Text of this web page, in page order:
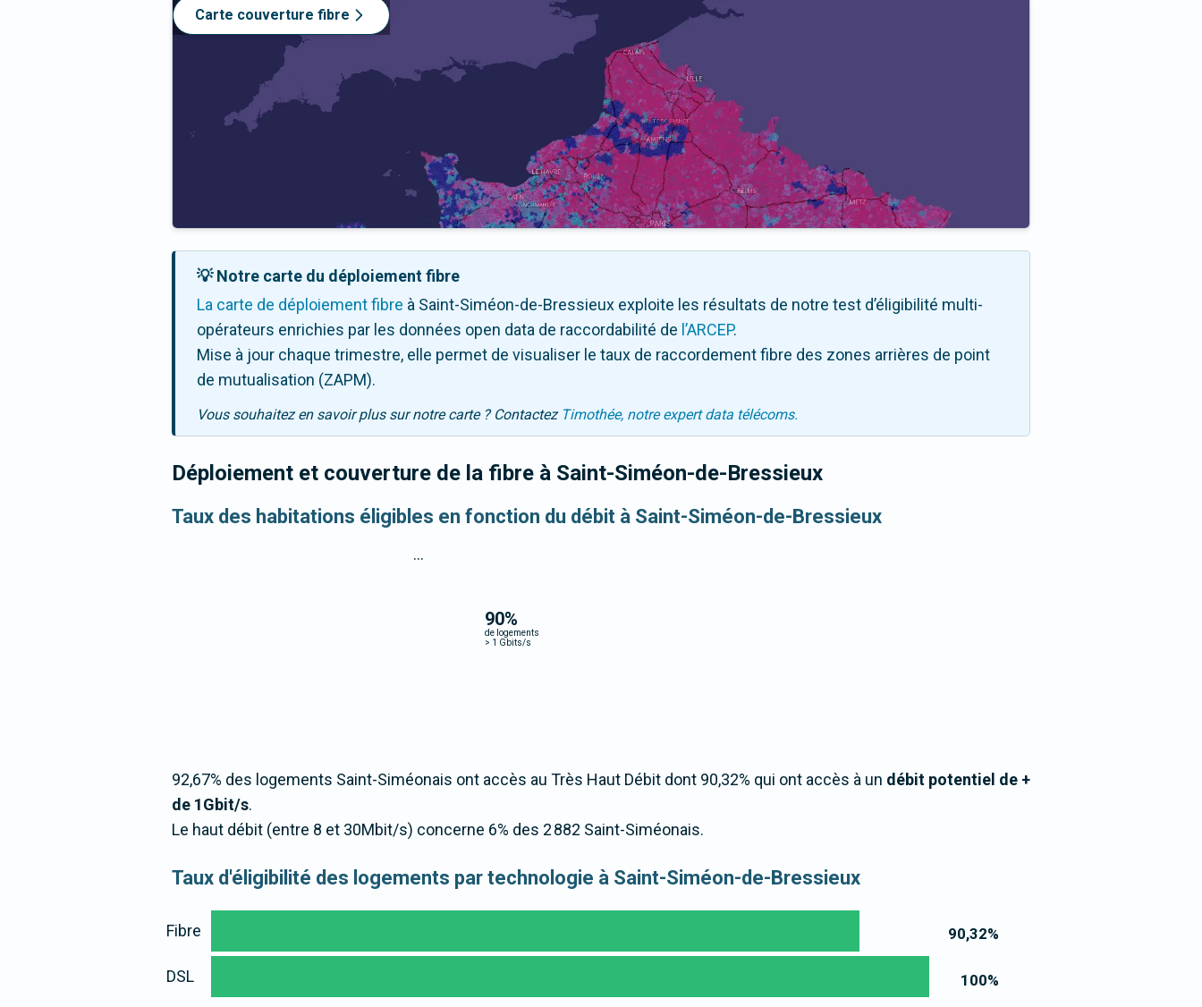
Carte couverture fibre
💡 Notre carte du déploiement fibre
La carte de déploiement fibre à Saint-Siméon-de-Bressieux exploite les résultats de notre test d’éligibilité multi-
opérateurs enrichies par les données open data de raccordabilité de l’ARCEP.
Mise à jour chaque trimestre, elle permet de visualiser le taux de raccordement fibre des zones arrières de point
de mutualisation (ZAPM).
Vous souhaitez en savoir plus sur notre carte ? Contactez Timothée, notre expert data télécoms.
Déploiement et couverture de la fibre à Saint-Siméon-de-Bressieux
Taux des habitations éligibles en fonction du débit à Saint-Siméon-de-Bressieux
90%
de logements
> 1 Gbits/s
...
92,67% des logements Saint-Siméonais ont accès au Très Haut Débit dont 90,32% qui ont accès à un débit potentiel de +
de 1Gbit/s.
Le haut débit (entre 8 et 30Mbit/s) concerne 6% des 2 882 Saint-Siméonais.
Taux d'éligibilité des logements par technologie à Saint-Siméon-de-Bressieux
90,32%
100%
Fibre
DSL